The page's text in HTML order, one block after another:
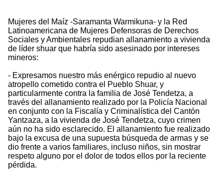
Mujeres del Maíz -Saramanta Warmikuna- y la Red
Latinoamericana de Mujeres Defensoras de Derechos
Sociales y Ambientales repudian allanamiento a vivienda
de líder shuar que habría sido asesinado por intereses
mineros:
- Expresamos nuestro más enérgico repudio al nuevo
atropello cometido contra el Pueblo Shuar, y
particularmente contra la familia de José Tendetza, a
través del allanamiento realizado por la Policía Nacional
en conjunto con la Fiscalía y Criminalística del Cantón
Yantzaza, a la vivienda de José Tendetza, cuyo crimen
aún no ha sido esclarecido. El allanamiento fue realizado
bajo la excusa de una supuesta búsqueda de armas y se
dio frente a varios familiares, incluso niños, sin mostrar
respeto alguno por el dolor de todos ellos por la reciente
pérdida.